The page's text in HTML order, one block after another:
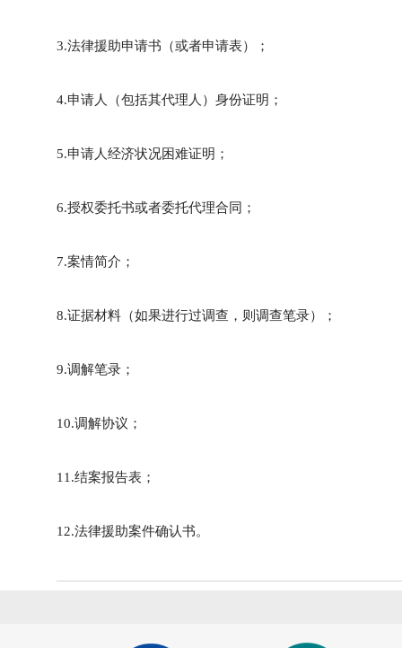
3.法律援助申请书（或者申请表）；
4.申请人（包括其代理人）身份证明；
5.申请人经济状况困难证明；
6.授权委托书或者委托代理合同；
7.案情简介；
8.证据材料（如果进行过调查，则调查笔录）；
9.调解笔录；
10.调解协议；
11.结案报告表；
12.法律援助案件确认书。